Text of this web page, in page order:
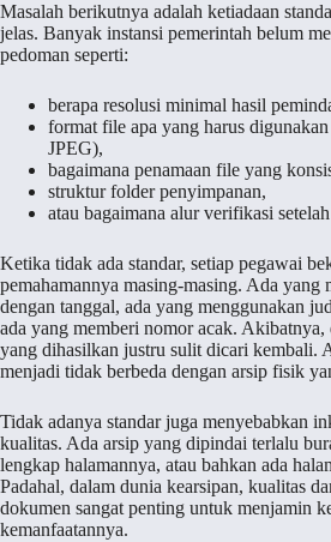
Masalah berikutnya adalah ketiadaan
jelas. Banyak instansi pemerintah belum
pedoman seperti:
berapa resolusi minimal hasil
format file apa yang harus
JPEG),
bagaimana penamaan file yang
struktur folder penyimpanan,
atau bagaimana alur verifikasi
Ketika tidak ada standar, setiap pegawai
pemahamannya masing-masing. Ada yang
dengan tanggal, ada yang menggunakan
ada yang memberi nomor acak.
yang dihasilkan justru sulit dicari kembali.
menjadi tidak berbeda dengan arsip fisik
Tidak adanya standar juga menyebabkan
kualitas. Ada arsip yang dipindai terlalu
lengkap halamannya, atau bahkan ada
Padahal, dalam dunia kearsipan, kualitas
dokumen sangat penting untuk menjamin
kemanfaatannya.